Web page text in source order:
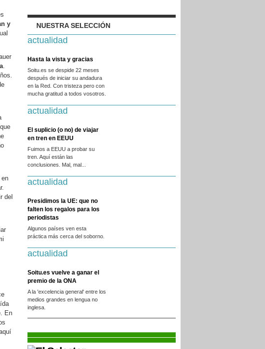
y
.
que
en
del
En
NUESTRA SELECCIÓN
actualidad
Hasta la vista y gracias
Soitu.es se despide 22 meses
después de iniciar su andadura
en la Red. Con tristeza pero con
mucha gratitud a todos vosotros.
actualidad
El suplicio (o no) de viajar
en tren en EEUU
Fuimos a EEUU a probar su
tren. Aquí están las
conclusiones. Mal, mal...
actualidad
Presidimos la UE: que no
falten los regalos para los
periodistas
Algunos países ven esta
práctica más cerca del soborno.
actualidad
Soitu.es vuelve a ganar el
premio de la ONA
A la 'excelencia general' entre los
medios grandes en lengua no
inglesa.